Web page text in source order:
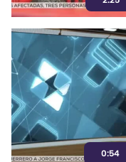
0:54